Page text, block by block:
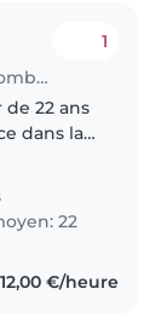
Babysitter in Bois-Colombes
1
22 ans
dans la
pas de
22
12,00 €/heure